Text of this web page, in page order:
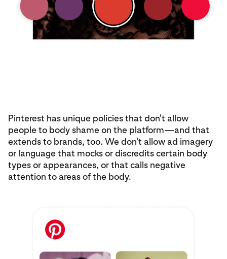
Pinterest has unique policies that don't allow
people to body shame on the platform—and that
extends to brands, too. We don't allow ad imagery
or language that mocks or discredits certain body
types or appearances, or that calls negative
attention to areas of the body.